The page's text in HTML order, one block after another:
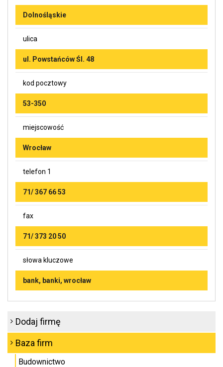
Dolnośląskie
ulica
ul. Powstańców Śl. 48
kod pocztowy
53-350
miejscowość
Wrocław
telefon 1
71/ 367 66 53
fax
71/ 373 20 50
słowa kluczowe
bank, banki, wrocław
Dodaj firmę
Baza firm
Budownictwo